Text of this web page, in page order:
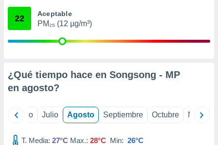
e
publicidad
22 Aceptable
PM₂₅ (12 µg/m³)
¿Qué tiempo hace en Songsong - MP
en agosto?
Junio Julio Agosto Septiembre Octubre
T. Media: 27°C Max.: 28°C Min: 26°C